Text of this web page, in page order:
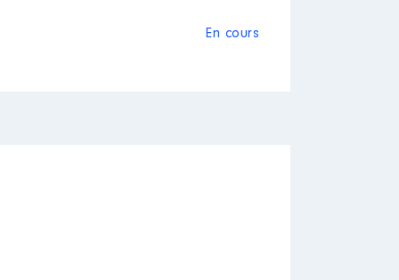
En cours